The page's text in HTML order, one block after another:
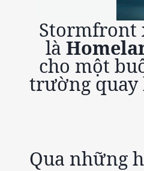
Stormfront
là
cho một
trường quay
Qua những